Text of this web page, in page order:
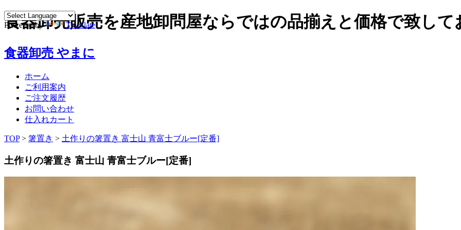
Powered by Translate
食器卸売販売を産地卸問屋ならではの品揃えと価格で致して
食器卸売 やまに
ホーム
ご利用案内
ご注文履歴
お問い合わせ
仕入れカート
TOP> 箸置き > 土作りの箸置き 富士山 青富士ブルー[定番]
土作りの箸置き 富士山 青富士ブルー[定番]